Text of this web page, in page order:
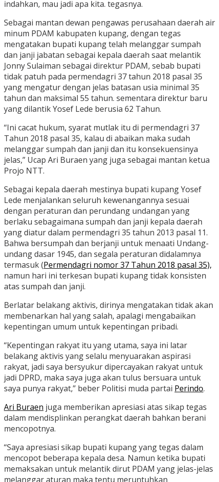
indahkan, mau jadi apa kita. tegasnya.
Sebagai mantan dewan pengawas perusahaan daerah air
minum PDAM kabupaten kupang, dengan tegas
mengatakan bupati kupang telah melanggar sumpah
dan janji jabatan sebagai kepala daerah saat melantik
Jonny Sulaiman sebagai direktur PDAM, sebab bupati
tidak patuh pada permendagri 37 tahun 2018 pasal 35
yang mengatur dengan jelas batasan usia minimal 35
tahun dan maksimal 55 tahun. sementara direktur baru
yang dilantik Yosef Lede berusia 62 Tahun.
“Ini cacat hukum, syarat mutlak itu di permendagri 37
Tahun 2018 pasal 35, kalau di abaikan maka sudah
melanggar sumpah dan janji dan itu konsekuensinya
jelas,” Ucap Ari Buraen yang juga sebagai mantan ketua
Projo NTT.
Sebagai kepala daerah mestinya bupati kupang Yosef
Lede menjalankan seluruh kewenangannya sesuai
dengan peraturan dan perundang undangan yang
berlaku sebagaimana sumpah dan janji kepala daerah
yang diatur dalam permendagri 35 tahun 2013 pasal 11.
Bahwa bersumpah dan berjanji untuk menaati Undang-
undang dasar 1945, dan segala peraturan didalamnya
termasuk (Permendagri nomor 37 Tahun 2018 pasal 35),
namun hari ini terkesan bupati kupang tidak konsisten
atas sumpah dan janji.
Berlatar belakang aktivis, dirinya mengatakan tidak akan
membenarkan hal yang salah, apalagi mengabaikan
kepentingan umum untuk kepentingan pribadi.
“Kepentingan rakyat itu yang utama, saya ini latar
belakang aktivis yang selalu menyuarakan aspirasi
rakyat, jadi saya bersyukur dipercayakan rakyat untuk
jadi DPRD, maka saya juga akan tulus bersuara untuk
saya punya rakyat,” beber Politisi muda partai Perindo.
Ari Buraen juga memberikan apresiasi atas sikap tegas
dalam mendisplinkan perangkat daerah bahkan berani
mencopotnya.
“Saya apresiasi sikap bupati kupang yang tegas dalam
mencopot beberapa kepala desa. Namun ketika bupati
memaksakan untuk melantik dirut PDAM yang jelas-jelas
melanggar aturan maka tentu meruntuhkan